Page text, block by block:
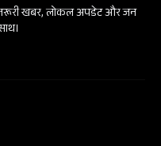
खबर, लोकल अपडेट और जन